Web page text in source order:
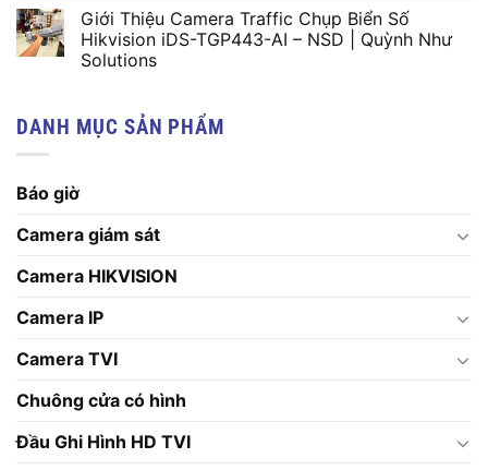
Giới Thiệu Camera Traffic Chụp Biển Số
Hikvision iDS-TGP443-AI – NSD | Quỳnh Như
Solutions
DANH MỤC SẢN PHẨM
Báo giờ
Camera giám sát
Camera HIKVISION
Camera IP
Camera TVI
Chuông cửa có hình
Đầu Ghi Hình HD TVI